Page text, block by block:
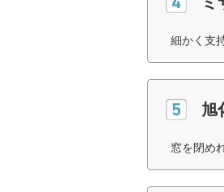
細かく支
旭
窓を閉め